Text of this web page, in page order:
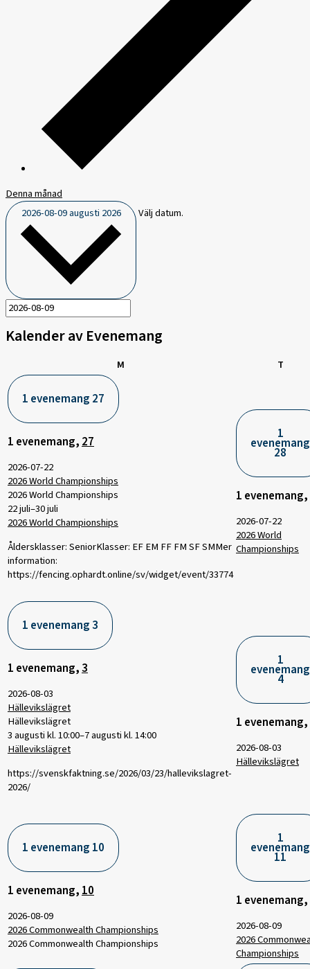
Denna månad
2026-08-09augusti 2026 Välj datum.
Kalender av Evenemang
Mmåndag T
1 evenemang 27
1 evenemang,27
2026-07-22
2026 World Championships
2026 World Championships
22 juli–30 juli
2026 World Championships
Åldersklasser: SeniorKlasser: EF EM FF FM SF SMMer
information:
https://fencing.ophardt.online/sv/widget/event/33774
1
evenemang
28
1 evenemang,
2026-07-22
2026 World
Championships
1 evenemang3
1 evenemang,3
2026-08-03
Hällevikslägret
Hällevikslägret
3 augusti kl. 10:00–7 augusti kl. 14:00
Hällevikslägret
https://svenskfaktning.se/2026/03/23/hallevikslagret-
2026/
1
evenemang
4
1 evenemang,
2026-08-03
Hällevikslägret
1 evenemang 10
1 evenemang,10
2026-08-09
2026 Commonwealth Championships
2026 Commonwealth Championships
1
evenemang
11
1 evenemang,
2026-08-09
2026
Championships